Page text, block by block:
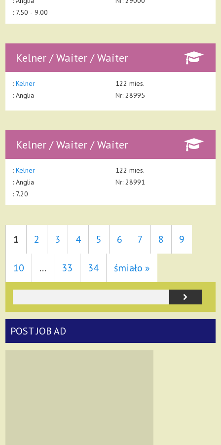
: 7.50 - 9.00
Kelner / Waiter / Waiter
:Kelner
:Anglia
122 mies.
Nr: 28995
Kelner / Waiter / Waiter
:Kelner
:Anglia
: 7.20
122 mies.
Nr: 28991
1 2 3 4 5 6 7 8 9
10 ... 33 34 śmiało »
POST JOB AD